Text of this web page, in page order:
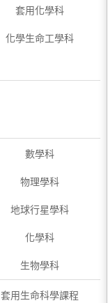
套用化學科
化學生命工學科
數學科
物理學科
地球行星學科
化學科
生物學科
套用生命科學課程